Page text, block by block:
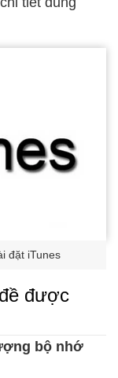
đặt iTunes
được
bộ nhớ